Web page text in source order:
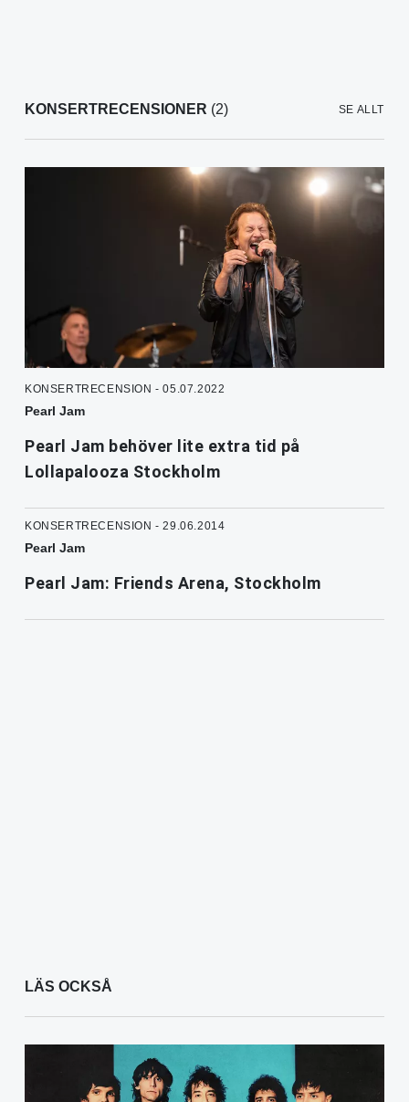
KONSERTRECENSIONER (2) SE ALLT
KONSERTRECENSION - 05.07.2022
Pearl Jam
Pearl Jam behöver lite extra tid på
Lollapalooza Stockholm
KONSERTRECENSION - 29.06.2014
Pearl Jam
Pearl Jam: Friends Arena, Stockholm
LÄS OCKSÅ